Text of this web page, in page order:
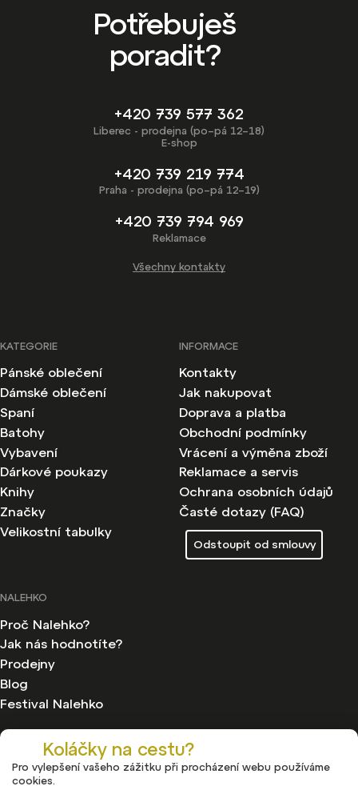
Koláčky na cestu?
Pro vylepšení vašeho zážitku při procházení webu používáme
cookies.
Potřebuješ
poradit?
+420 739 577 362
Liberec - prodejna (po–pá 12–18)
E-shop
+420 739 219 774
Praha - prodejna (po–pá 12–19)
+420 739 794 969
Reklamace
Všechny kontakty
KATEGORIE
Pánské oblečení
Dámské oblečení
Spaní
Batohy
Vybavení
Dárkové poukazy
Knihy
Značky
Velikostní tabulky
INFORMACE
Kontakty
Jak nakupovat
Doprava a platba
Obchodní podmínky
Vrácení a výměna zboží
Reklamace a servis
Ochrana osobních údajů
Časté dotazy (FAQ)
Odstoupit od smlouvy
NALEHKO
Proč Nalehko?
Jak nás hodnotíte?
Prodejny
Blog
Festival Nalehko